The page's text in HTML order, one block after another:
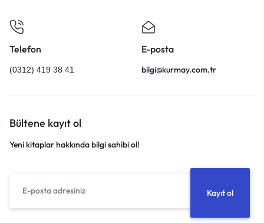
Telefon
(0312) 419 38 41
E-posta
bilgi@kurmay.com.tr
Bültene kayıt ol
Yeni kitaplar hakkında bilgi sahibi ol!